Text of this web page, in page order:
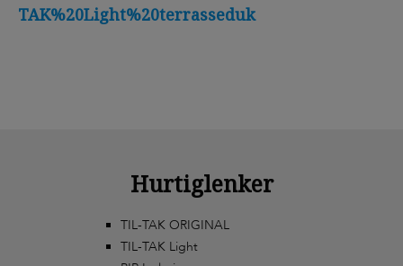
TAK%20Light%20terrasseduk
Hurtiglenker
TIL-TAK ORIGINAL
TIL-TAK Light